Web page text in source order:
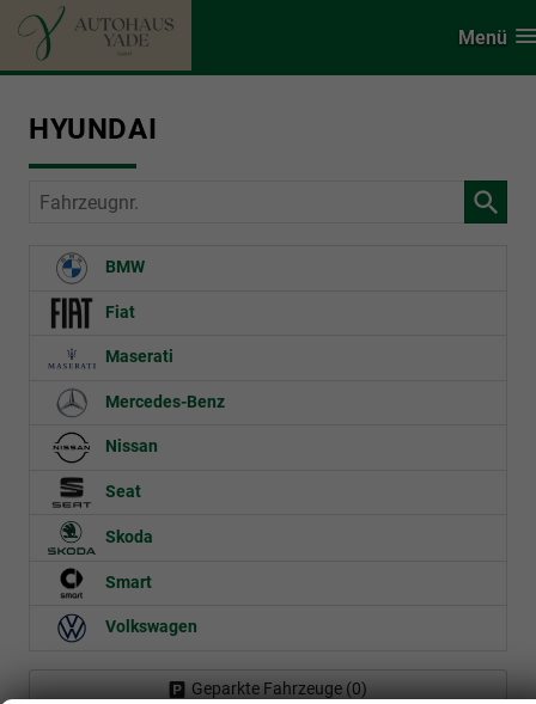
Menü
HYUNDAI
Fahrzeugnr.
BMW
Fiat
Maserati
Mercedes-Benz
Nissan
Seat
Skoda
Smart
Volkswagen
Geparkte Fahrzeuge (0)